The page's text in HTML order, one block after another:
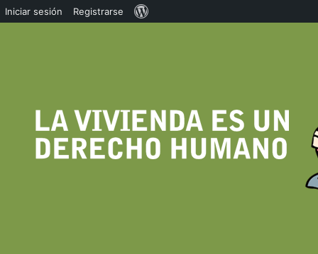
Iniciar sesión Registrarse